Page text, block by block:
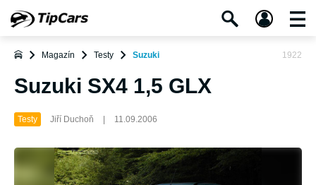
Magazín Testy Suzuki 1922
Suzuki SX4 1,5 GLX
Testy Jiří Duchoň 11.09.2006